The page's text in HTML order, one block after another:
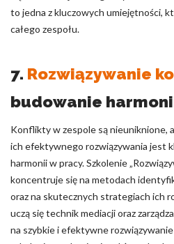
to jedna z kluczowych umiejętności,
całego zespołu.
7. Rozwiązywanie
budowanie
Konflikty w zespole są nieuniknione,
ich efektywnego rozwiązywania jest
harmonii w pracy. Szkolenie
koncentruje się na metodach
oraz na skutecznych strategiach ich
uczą się technik mediacji oraz
na szybkie i efektywne